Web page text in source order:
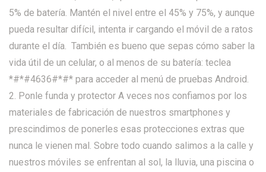
5% de batería. Mantén el nivel entre el 45% y 75%, y aunque
pueda resultar difícil, intenta ir cargando el móvil de a ratos
durante el día. También es bueno que sepas cómo saber la
vida útil de un celular, o al menos de su batería: teclea
*#*#4636#*#* para acceder al menú de pruebas Android.
2. Ponle funda y protector A veces nos confiamos por los
materiales de fabricación de nuestros smartphones y
prescindimos de ponerles esas protecciones extras que
nunca le vienen mal. Sobre todo cuando salimos a la calle y
nuestros móviles se enfrentan al sol, la lluvia, una piscina o